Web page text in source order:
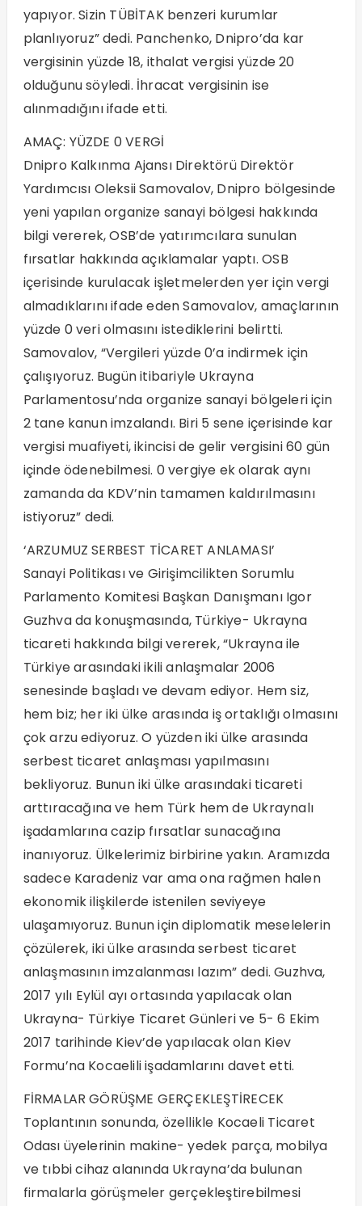
yapıyor. Sizin TÜBİTAK benzeri kurumlar
planlıyoruz” dedi. Panchenko, Dnipro’da kar
vergisinin yüzde 18, ithalat vergisi yüzde 20
olduğunu söyledi. İhracat vergisinin ise
alınmadığını ifade etti.
AMAÇ: YÜZDE 0 VERGİ
Dnipro Kalkınma Ajansı Direktörü Direktör
Yardımcısı Oleksii Samovalov, Dnipro bölgesinde
yeni yapılan organize sanayi bölgesi hakkında
bilgi vererek, OSB’de yatırımcılara sunulan
fırsatlar hakkında açıklamalar yaptı. OSB
içerisinde kurulacak işletmelerden yer için vergi
almadıklarını ifade eden Samovalov, amaçlarının
yüzde 0 veri olmasını istediklerini belirtti.
Samovalov, “Vergileri yüzde 0’a indirmek için
çalışıyoruz. Bugün itibariyle Ukrayna
Parlamentosu’nda organize sanayi bölgeleri için
2 tane kanun imzalandı. Biri 5 sene içerisinde kar
vergisi muafiyeti, ikincisi de gelir vergisini 60 gün
içinde ödenebilmesi. 0 vergiye ek olarak aynı
zamanda da KDV’nin tamamen kaldırılmasını
istiyoruz” dedi.
‘ARZUMUZ SERBEST TİCARET ANLAMASI’
Sanayi Politikası ve Girişimcilikten Sorumlu
Parlamento Komitesi Başkan Danışmanı Igor
Guzhva da konuşmasında, Türkiye- Ukrayna
ticareti hakkında bilgi vererek, “Ukrayna ile
Türkiye arasındaki ikili anlaşmalar 2006
senesinde başladı ve devam ediyor. Hem siz,
hem biz; her iki ülke arasında iş ortaklığı olmasını
çok arzu ediyoruz. O yüzden iki ülke arasında
serbest ticaret anlaşması yapılmasını
bekliyoruz. Bunun iki ülke arasındaki ticareti
arttıracağına ve hem Türk hem de Ukraynalı
işadamlarına cazip fırsatlar sunacağına
inanıyoruz. Ülkelerimiz birbirine yakın. Aramızda
sadece Karadeniz var ama ona rağmen halen
ekonomik ilişkilerde istenilen seviyeye
ulaşamıyoruz. Bunun için diplomatik meselelerin
çözülerek, iki ülke arasında serbest ticaret
anlaşmasının imzalanması lazım” dedi. Guzhva,
2017 yılı Eylül ayı ortasında yapılacak olan
Ukrayna- Türkiye Ticaret Günleri ve 5- 6 Ekim
2017 tarihinde Kiev’de yapılacak olan Kiev
Formu’na Kocaelili işadamlarını davet etti.
FİRMALAR GÖRÜŞME GERÇEKLEŞTİRECEK
Toplantının sonunda, özellikle Kocaeli Ticaret
Odası üyelerinin makine- yedek parça, mobilya
ve tıbbi cihaz alanında Ukrayna’da bulunan
firmalarla görüşmeler gerçekleştirebilmesi